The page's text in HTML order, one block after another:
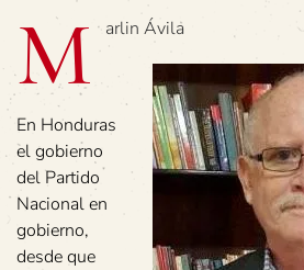
M arlin Ávila
En Honduras
el gobierno
del Partido
Nacional en
gobierno,
desde que